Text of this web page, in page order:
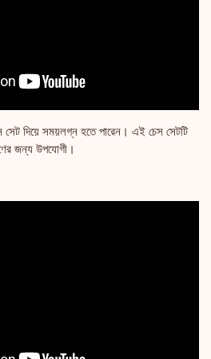
সেট দিয়ে সময়লগ্ন হতে পারেন। এই চেস সেটটি
জন্য উপযোগী।